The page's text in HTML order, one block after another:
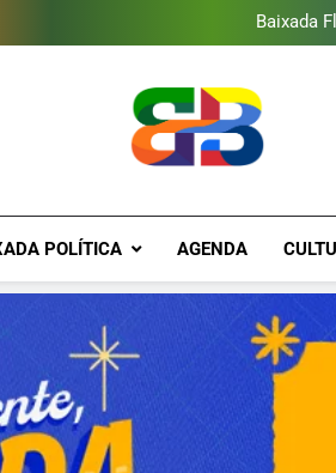
Baixada
Escola de
Novo Sesc
Baixada
Escola de
Novo Sesc
Brava
POLÍTICA AGENDA